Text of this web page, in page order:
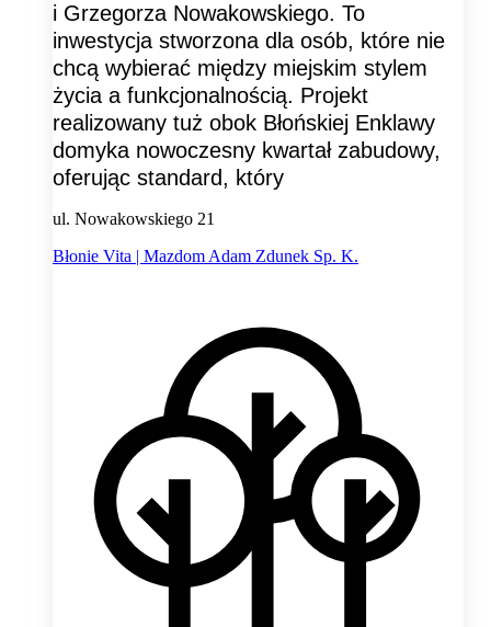
i Grzegorza Nowakowskiego. To
inwestycja stworzona dla osób, które nie
chcą wybierać między miejskim stylem
życia a funkcjonalnością. Projekt
realizowany tuż obok Błońskiej Enklawy
domyka nowoczesny kwartał zabudowy,
oferując standard, który
ul. Nowakowskiego 21
Błonie Vita | Mazdom Adam Zdunek Sp. K.